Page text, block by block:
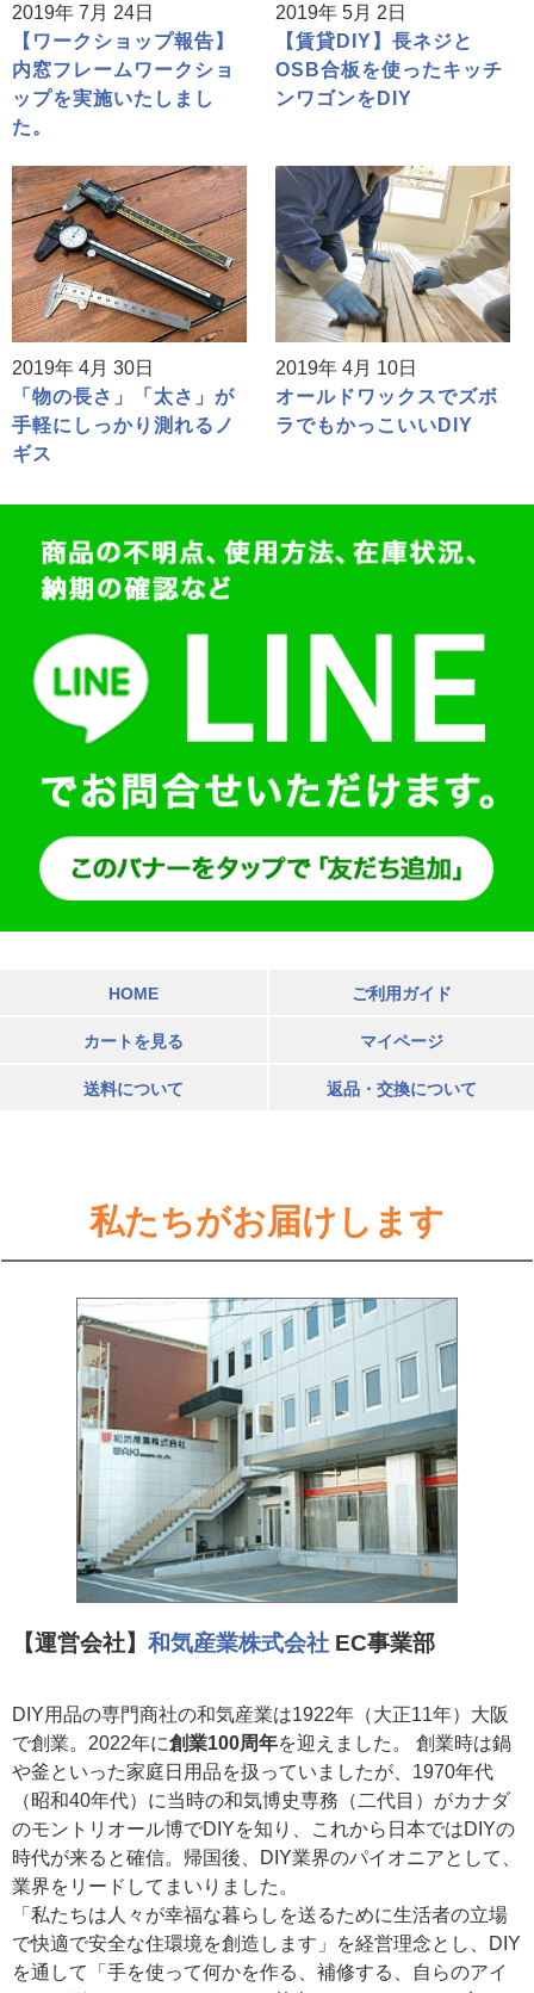
2019年 7月 24日
【ワークショップ報告】
内窓フレームワークショ
ップを実施いたしまし
た。
2019年 5月 2日
【賃貸DIY】長ネジと
OSB合板を使ったキッチ
ンワゴンをDIY
2019年 4月 30日
「物の長さ」「太さ」が
手軽にしっかり測れるノ
ギス
2019年 4月 10日
オールドワックスでズボ
ラでもかっこいいDIY
HOME ご利用ガイド
カートを見る マイページ
送料について 返品・交換について
私たちがお届けします
【運営会社】 和気産業株式会社 EC事業部
DIY用品の専門商社の和気産業は1922年（大正11年）大阪
で創業。2022年に創業100周年を迎えました。 創業時は鍋
や釜といった家庭日用品を扱っていましたが、1970年代
（昭和40年代）に当時の和気博史専務（二代目）がカナダ
のモントリオール博でDIYを知り、これから日本ではDIYの
時代が来ると確信。帰国後、DIY業界のパイオニアとして、
業界をリードしてまいりました。
「私たちは人々が幸福な暮らしを送るために生活者の立場
で快適で安全な住環境を創造します」を経営理念とし、DIY
を通して「手を使って何かを作る、補修する、自らのアイ